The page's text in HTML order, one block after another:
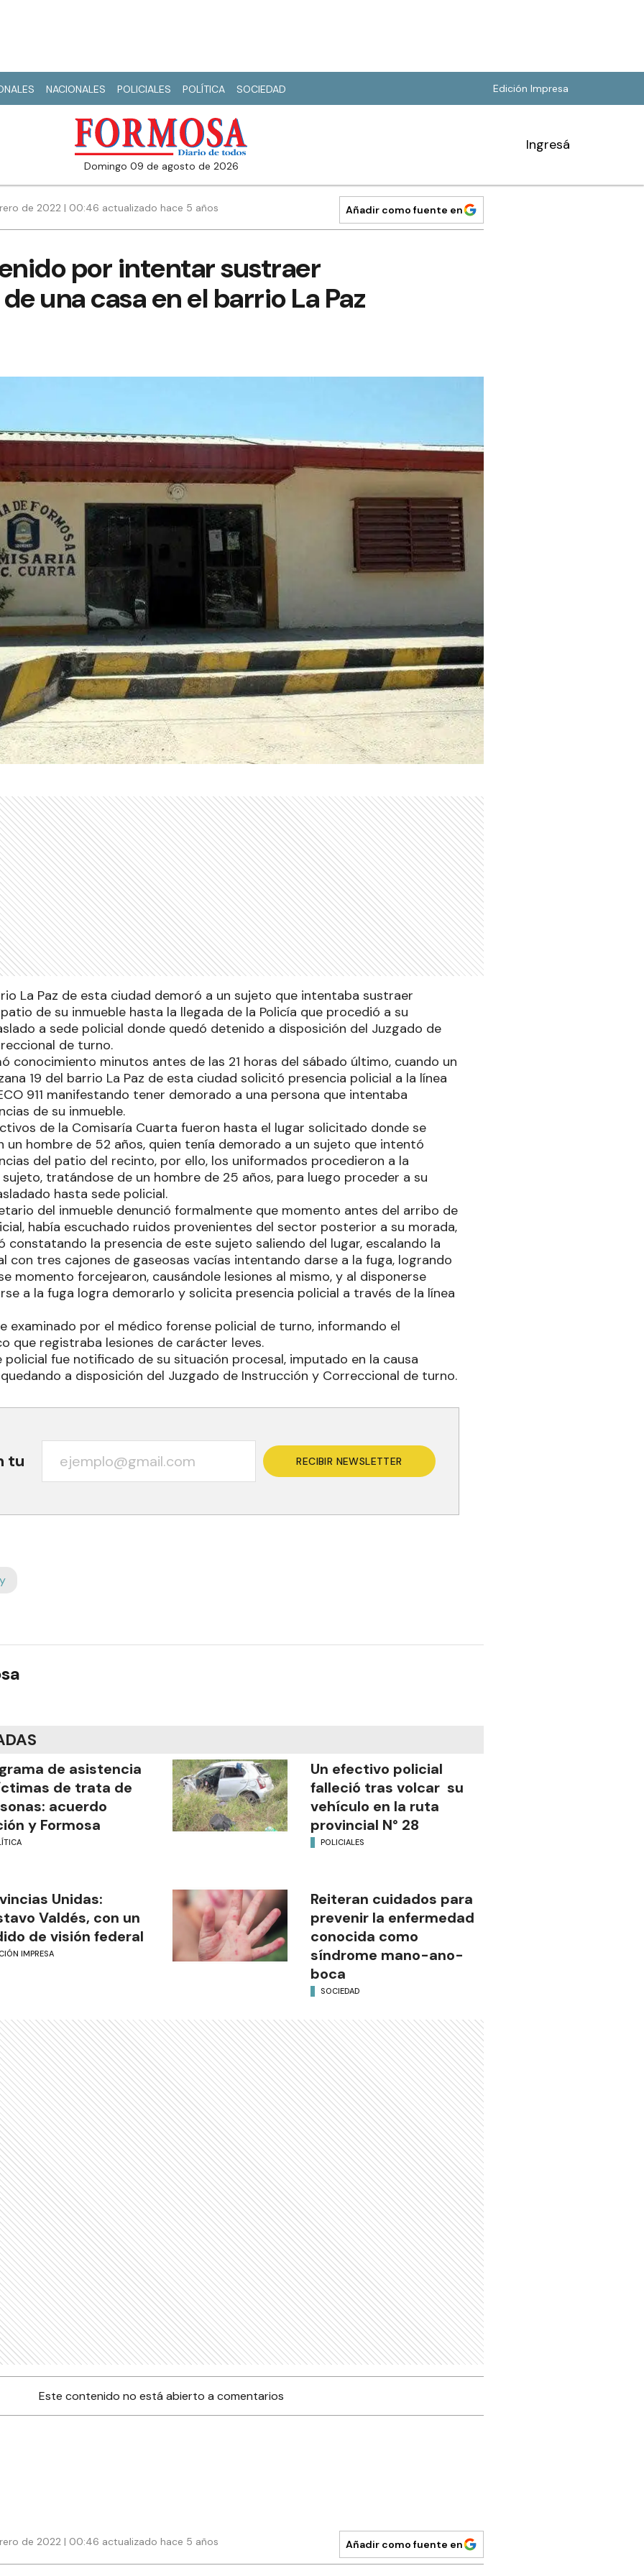
NACIONALES POLICIALES POLÍTICA SOCIEDAD Edición Impresa
domingo 09 de agosto de 2026
Ingresá
de 2022 | 00:46 actualizado hace 5 años Añadir como fuente en
por intentar sustraer
una casa en el barrio La Paz
La Paz de esta ciudad demoró a un sujeto que intentaba sustraer
de su inmueble hasta la llegada de la Policía que procedió a su
a sede policial donde quedó detenido a disposición del Juzgado de
de turno.
conocimiento minutos antes de las 21 horas del sábado último, cuando un
19 del barrio La Paz de esta ciudad solicitó presencia policial a la línea
911 manifestando tener demorado a una persona que intentaba
de su inmueble.
de la Comisaría Cuarta fueron hasta el lugar solicitado donde se
un hombre de 52 años, quien tenía demorado a un sujeto que intentó
del patio del recinto, por ello, los uniformados procedieron a la
tratándose de un hombre de 25 años, para luego proceder a su
hasta sede policial.
del inmueble denunció formalmente que momento antes del arribo de
había escuchado ruidos provenientes del sector posterior a su morada,
constatando la presencia de este sujeto saliendo del lugar, escalando la
con tres cajones de gaseosas vacías intentando darse a la fuga, logrando
momento forcejearon, causándole lesiones al mismo, y al disponerse
a la fuga logra demorarlo y solicita presencia policial a través de la línea
examinado por el médico forense policial de turno, informando el
que registraba lesiones de carácter leves.
policial fue notificado de su situación procesal, imputado en la causa
a disposición del Juzgado de Instrucción y Correccional de turno.
tu RECIBIR NEWSLETTER
de asistencia
de trata de
acuerdo
y Formosa
Un efectivo policial
falleció tras volcar su
vehículo en la ruta
provincial N° 28
POLICIALES
Unidas:
Valdés, con un
de visión federal
IMPRESA
Reiteran cuidados para
prevenir la enfermedad
conocida como
síndrome mano-ano-
boca
SOCIEDAD
Este contenido no está abierto a comentarios
de 2022 | 00:46 actualizado hace 5 años Añadir como fuente en